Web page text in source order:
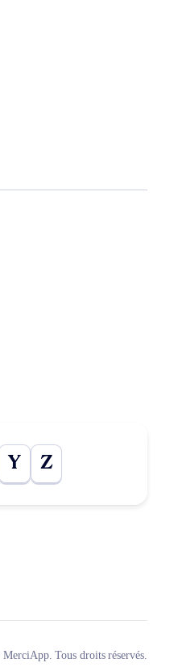
Y Z
Tous droits réservés.